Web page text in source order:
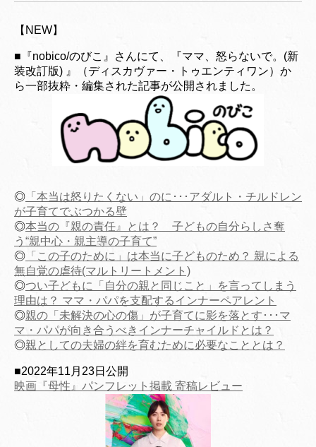
【NEW】
■『nobico/のびこ』さんにて、『ママ、怒らないで。(新
装改訂版) 』（ディスカヴァー・トゥエンティワン）か
ら一部抜粋・編集された記事が公開されました。
◎ 「本当は怒りたくない」のに･･･アダルト・チルドレン
が子育てでぶつかる壁
◎本当の『親の責任』とは？ 子どもの自分らしさ奪
う“親中心・親主導の子育て”
◎ 「この子のために」は本当に子どものため？ 親による
無自覚の虐待(マルトリートメント)
◎つい子どもに「自分の親と同じこと」を言ってしまう
理由は？ ママ・パパを支配するインナーペアレント
◎親の「未解決の心の傷」が子育てに影を落とす･･･マ
マ・パパが向き合うべきインナーチャイルドとは？
◎親としての夫婦の絆を育むために必要なこととは？
■2022年11月23日公開
映画『母性』パンフレット掲載 寄稿レビュー